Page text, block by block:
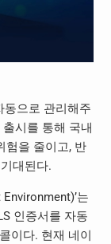
동으로 관리해주
출시를 통해 국내
험을 줄이고, 반
대된다.
는
인증서를 자동
이다. 현재 네이